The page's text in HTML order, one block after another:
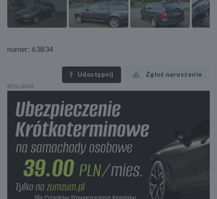
numer: 63834
Udostępnij Zgłoś naruszenie
REKLAMA